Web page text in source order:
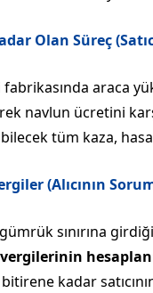
Olan Süreç
fabrikasında araca
navlun ücretini
tüm kaza,
(Alıcının
sınırına
kadar